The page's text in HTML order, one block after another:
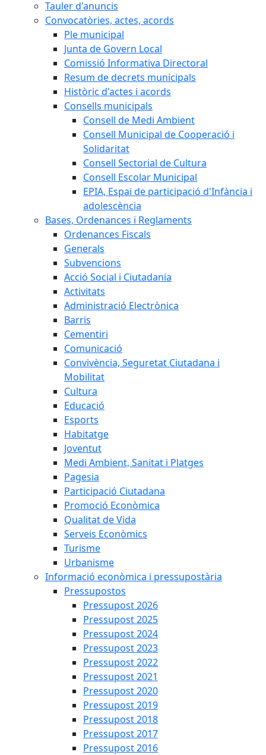
Tauler d'anuncis
Convocatòries, actes, acords
Ple municipal
Junta de Govern Local
Comissió Informativa Directoral
Resum de decrets municipals
Històric d'actes i acords
Consells municipals
Consell de Medi Ambient
Consell Municipal de Cooperació i
Solidaritat
Consell Sectorial de Cultura
Consell Escolar Municipal
EPIA, Espai de participació d'Infància i
adolescència
Bases, Ordenances i Reglaments
Ordenances Fiscals
Generals
Subvencions
Acció Social i Ciutadania
Activitats
Administració Electrònica
Barris
Cementiri
Comunicació
Convivència, Seguretat Ciutadana i
Mobilitat
Cultura
Educació
Esports
Habitatge
Joventut
Medi Ambient, Sanitat i Platges
Pagesia
Participació Ciutadana
Promoció Econòmica
Qualitat de Vida
Serveis Econòmics
Turisme
Urbanisme
Informació econòmica i pressupostària
Pressupostos
Pressupost 2026
Pressupost 2025
Pressupost 2024
Pressupost 2023
Pressupost 2022
Pressupost 2021
Pressupost 2020
Pressupost 2019
Pressupost 2018
Pressupost 2017
Pressupost 2016